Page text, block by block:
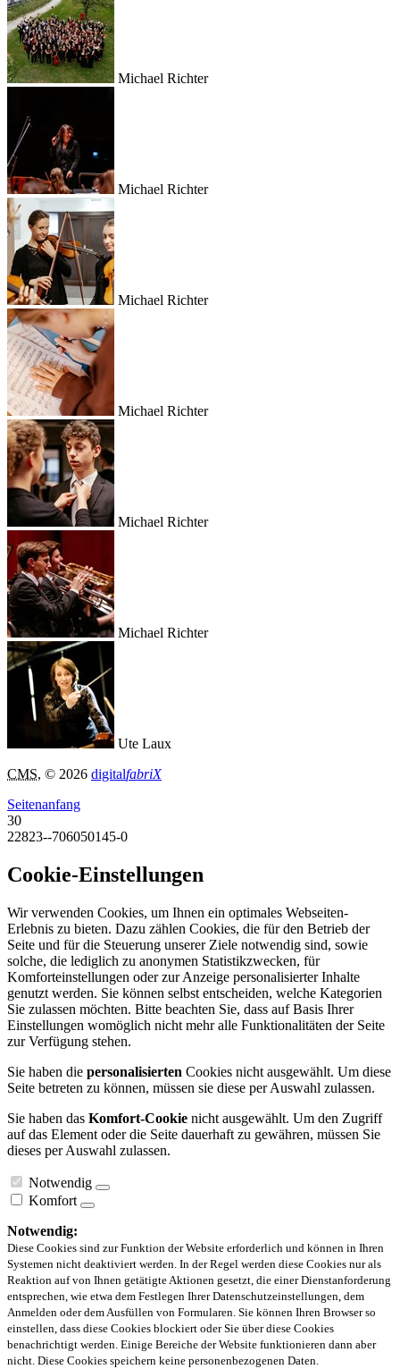
Michael Richter
Michael Richter
Michael Richter
Michael Richter
Michael Richter
Michael Richter
Ute Laux
CMS, © 2026 digitalfabriX
Seitenanfang
30
22823--706050145-0
Cookie-Einstellungen
Wir verwenden Cookies, um Ihnen ein optimales Webseiten-
Erlebnis zu bieten. Dazu zählen Cookies, die für den Betrieb der
Seite und für die Steuerung unserer Ziele notwendig sind, sowie
solche, die lediglich zu anonymen Statistikzwecken, für
Komforteinstellungen oder zur Anzeige personalisierter Inhalte
genutzt werden. Sie können selbst entscheiden, welche Kategorien
Sie zulassen möchten. Bitte beachten Sie, dass auf Basis Ihrer
Einstellungen womöglich nicht mehr alle Funktionalitäten der Seite
zur Verfügung stehen.
Sie haben die personalisierten Cookies nicht ausgewählt. Um diese
Seite betreten zu können, müssen sie diese per Auswahl zulassen.
Sie haben das Komfort-Cookie nicht ausgewählt. Um den Zugriff
auf das Element oder die Seite dauerhaft zu gewähren, müssen Sie
dieses per Auswahl zulassen.
Notwendig
Komfort
Notwendig:
Diese Cookies sind zur Funktion der Website erforderlich und können in Ihren
Systemen nicht deaktiviert werden. In der Regel werden diese Cookies nur als
Reaktion auf von Ihnen getätigte Aktionen gesetzt, die einer Dienstanforderung
entsprechen, wie etwa dem Festlegen Ihrer Datenschutzeinstellungen, dem
Anmelden oder dem Ausfüllen von Formularen. Sie können Ihren Browser so
einstellen, dass diese Cookies blockiert oder Sie über diese Cookies
benachrichtigt werden. Einige Bereiche der Website funktionieren dann aber
nicht. Diese Cookies speichern keine personenbezogenen Daten.